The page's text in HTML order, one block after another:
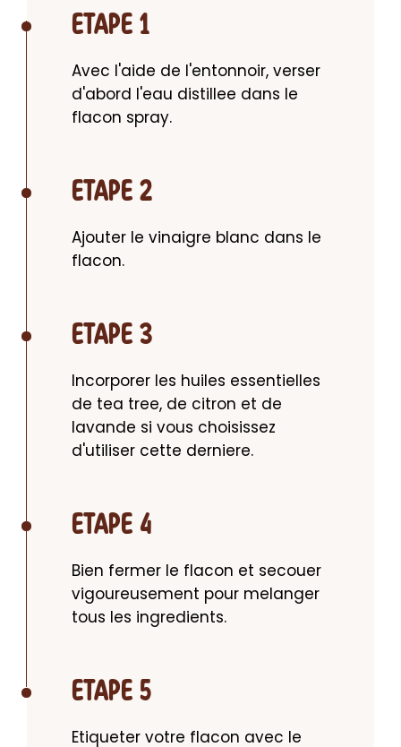
ETAPE 1
Avec l'aide de l'entonnoir, verser
d'abord l'eau distillee dans le
flacon spray.
ETAPE 2
Ajouter le vinaigre blanc dans le
flacon.
ETAPE 3
Incorporer les huiles essentielles
de tea tree, de citron et de
lavande si vous choisissez
d'utiliser cette derniere.
ETAPE 4
Bien fermer le flacon et secouer
vigoureusement pour melanger
tous les ingredients.
ETAPE 5
Etiqueter votre flacon avec le